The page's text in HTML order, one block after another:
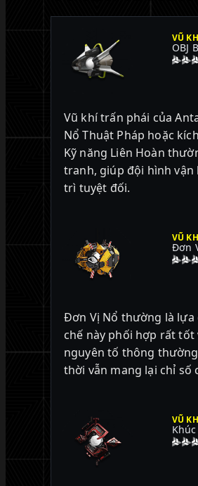
VŨ
OBJ
Vũ khí trấn phái của
Nổ Thuật Pháp hoặc
Kỹ năng Liên Hoàn
tranh, giúp đội hình
trì tuyệt đối.
VŨ
Đơn
Đơn Vị Nổ thường là
chế này phối hợp rất
nguyên tố thông
thời vẫn mang lại chỉ số
VŨ